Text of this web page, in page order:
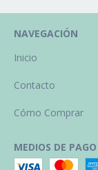
NAVEGACIÓN
Inicio
Contacto
Cómo Comprar
MEDIOS DE PAGO